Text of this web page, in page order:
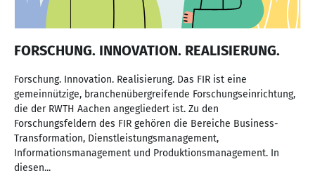
FORSCHUNG. INNOVATION. REALISIERUNG.
Forschung. Innovation. Realisierung. Das FIR ist eine
gemeinnützige, branchenübergreifende Forschungseinrichtung,
die der RWTH Aachen angegliedert ist. Zu den
Forschungsfeldern des FIR gehören die Bereiche Business-
Transformation, Dienstleistungsmanagement,
Informationsmanagement und Produktionsmanagement. In
diesen...